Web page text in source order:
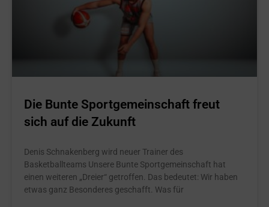
Die Bunte Sportgemeinschaft freut
sich auf die Zukunft
Denis Schnakenberg wird neuer Trainer des
Basketballteams Unsere Bunte Sportgemeinschaft hat
einen weiteren „Dreier“ getroffen. Das bedeutet: Wir haben
etwas ganz Besonderes geschafft. Was für